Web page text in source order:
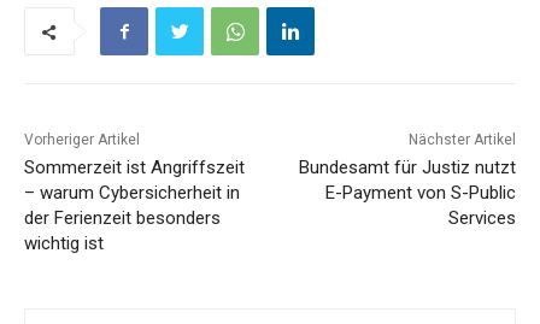
Vorheriger Artikel
Sommerzeit ist Angriffszeit
– warum Cybersicherheit in
der Ferienzeit besonders
wichtig ist
Nächster Artikel
Bundesamt für Justiz nutzt
E-Payment von S-Public
Services